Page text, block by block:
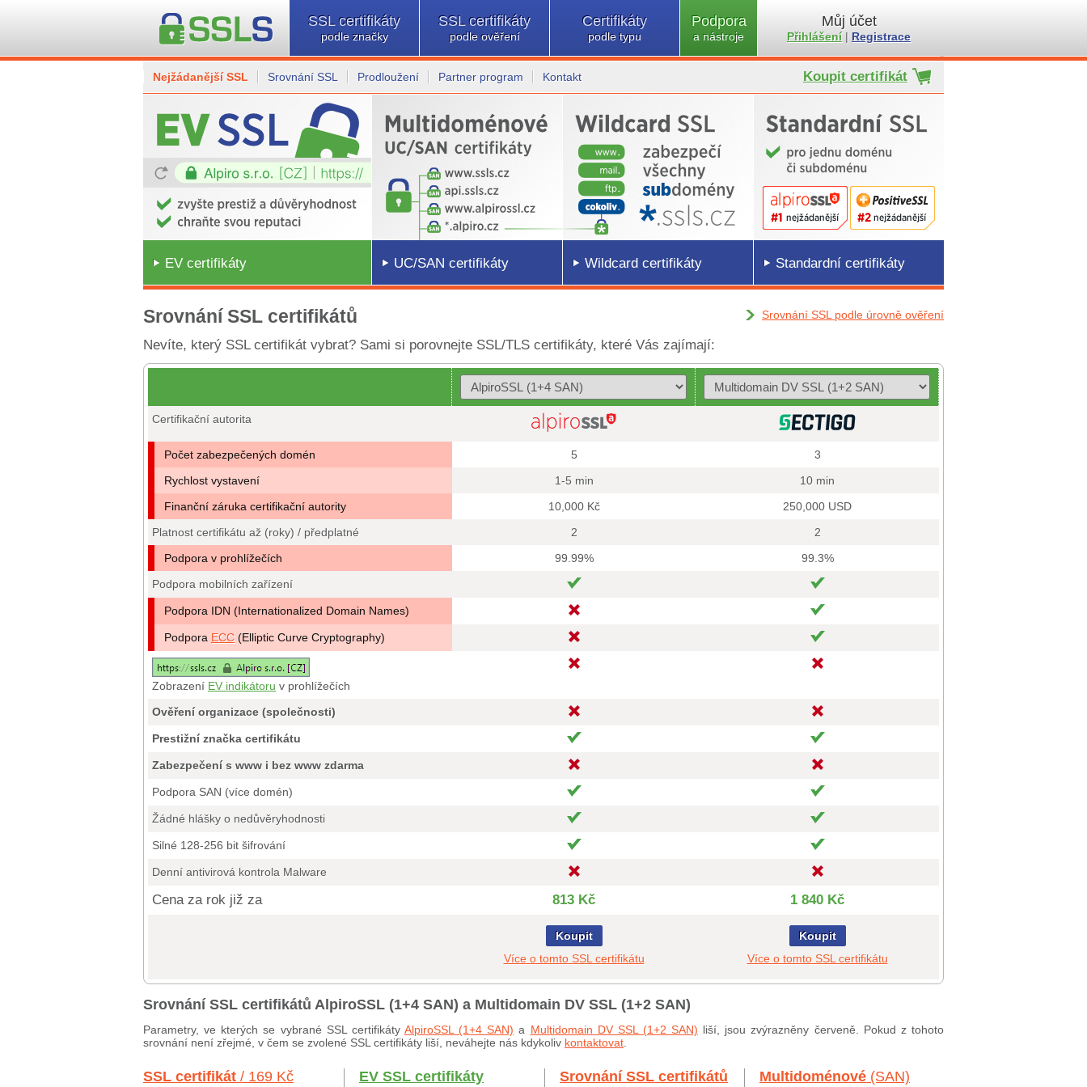
SSL certifikáty
podle značky
SSL certifikáty
podle ověření
Certifikáty
podle typu
Podpora
a nástroje
Můj účet
Přihlášení| Registrace
Nejžádanější SSL Srovnání SSL Prodloužení Partner program Kontakt Koupit certifikát
EV certifikáty UC/SAN certifikáty Wildcard certifikáty Standardní certifikáty
Srovnání SSL certifikátů Srovnání SSL podle úrovně ověření
Nevíte, který SSL certifikát vybrat? Sami si porovnejte SSL/TLS certifikáty, které Vás zajímají:
Certifikační autorita
Počet zabezpečených domén 5
3
Rychlost vystavení
1-5 min
10 min
Finanční záruka certifikační autority
10,000 Kč
250,000 USD
Platnost certifikátu až (roky) / předplatné
2
2
Podpora v prohlížečích
99.99%
99.3%
Podpora mobilních zařízení
Podpora IDN (Internationalized Domain Names)
Podpora ECC (Elliptic Curve Cryptography)
Zobrazení EV indikátoru v prohlížečích
Ověření organizace (společnosti)
Prestižní značka certifikátu
Zabezpečení s www i bez www zdarma
Podpora SAN (více domén)
Žádné hlášky o nedůvěryhodnosti
Silné 128-256 bit šifrování
Denní antivirová kontrola Malware
Cena za rok již za 813 Kč 1 840 Kč
Koupit
Více o tomto SSL certifikátu
Koupit
Více o tomto SSL certifikátu
Srovnání SSL certifikátů AlpiroSSL (1+4 SAN) a Multidomain DV SSL (1+2 SAN)
Parametry, ve kterých se vybrané SSL certifikáty AlpiroSSL (1+4 SAN) a Multidomain DV SSL (1+2 SAN) liší, jsou zvýrazněny červeně. Pokud z tohoto
srovnání není zřejmé, v čem se zvolené SSL certifikáty liší, neváhejte nás kdykoliv kontaktovat
SSL certifikát / 169 Kč EV SSL certifikáty Srovnání SSL certifikátů Multidoménové (SAN)